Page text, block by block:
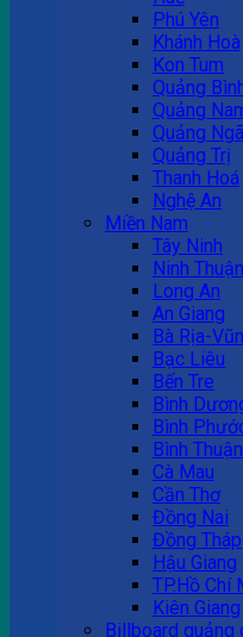
Phú Yên
Khánh Hoà
Kon Tum
Quảng
Quảng
Quảng
Quảng Trị
Thanh Hoá
Nghệ An
Miền Nam
Tây Ninh
Ninh Thuận
Long An
An Giang
Bà Rịa-
Bạc Liêu
Bến Tre
Bình
Bình
Bình Thuận
Cà Mau
Cần Thơ
Đồng Nai
Đồng Tháp
Hậu Giang
TP.Hồ Chí
Kiên Giang
Billboard quảng